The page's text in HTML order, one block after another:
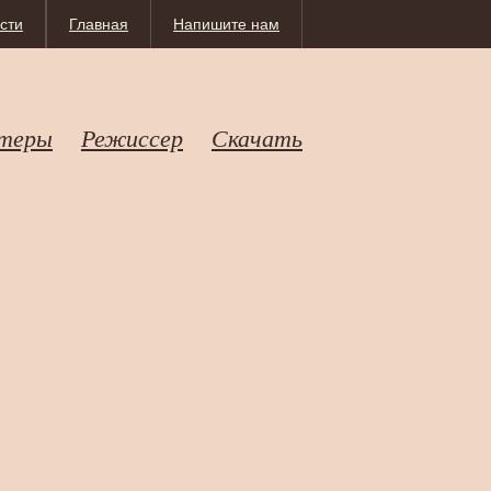
Напишите нам
Главная
Режиссер Скачать